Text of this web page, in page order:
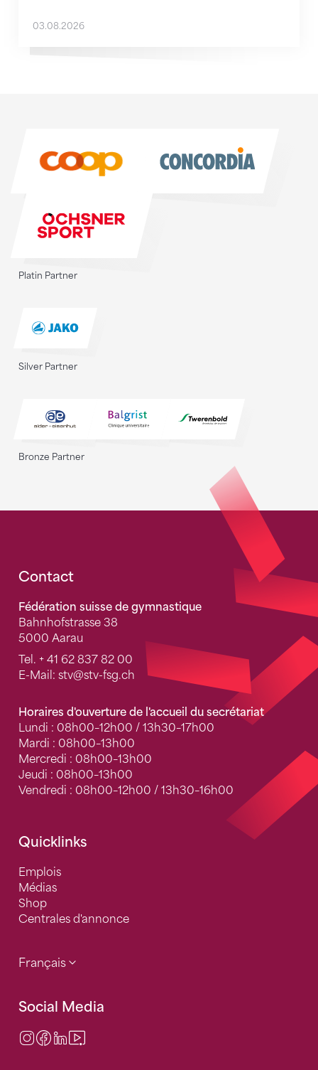
03.08.2026
Platin Partner
Silver Partner
Bronze Partner
Fusszeile
Contact
Fédération suisse de gymnastique
Bahnhofstrasse 38
5000 Aarau
Tel. + 41 62 837 82 00
E-Mail: stv@stv-fsg.ch
Horaires d'ouverture de l'accueil du secrétariat
Lundi : 08h00–12h00 / 13h30–17h00
Mardi : 08h00–13h00
Mercredi : 08h00–13h00
Jeudi : 08h00–13h00
Vendredi : 08h00–12h00 / 13h30–16h00
Quicklinks
Emplois
Médias
Shop
Centrales d'annonce
Français
Social Media
Instagram
Facebook
LinkedIn